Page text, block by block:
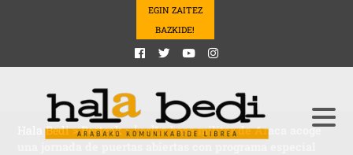
EGIN ZAITEZ
BAZKIDE!
Hala Bedi>Besteak>[:es]La base militar de Araca acoge